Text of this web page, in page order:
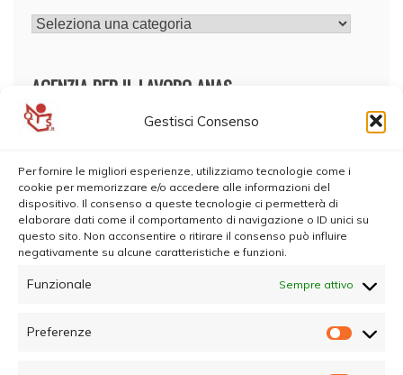
Gestisci Consenso
Per fornire le migliori esperienze, utilizziamo tecnologie come i
cookie per memorizzare e/o accedere alle informazioni del
dispositivo. Il consenso a queste tecnologie ci permetterà di
elaborare dati come il comportamento di navigazione o ID unici su
questo sito. Non acconsentire o ritirare il consenso può influire
negativamente su alcune caratteristiche e funzioni.
Funzionale Sempre attivo
Preferenze
CATEGORIE
AGENZIA PER IL LAVORO ANAS